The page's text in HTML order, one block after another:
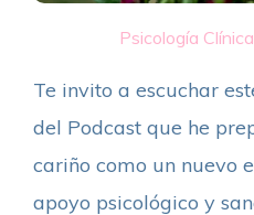
Psicología
Te invito a escuchar
del Podcast que he
cariño como un nuevo
apoyo psicológico y